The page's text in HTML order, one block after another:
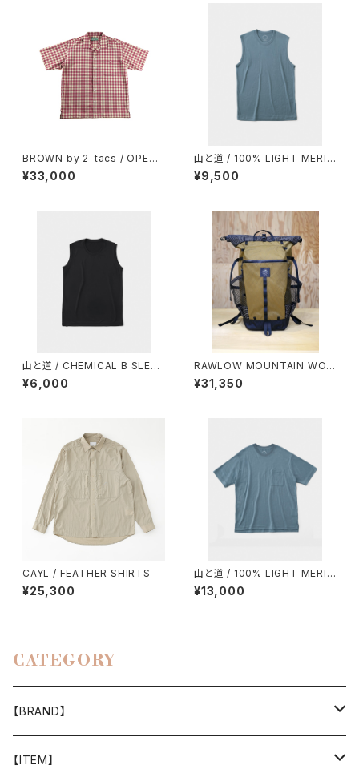
BROWN by 2-tacs / OPEN
COLLAR
¥33,000
山と道 / 100% LIGHT MERIN
O SLEEVELESS（MEN）
¥9,500
山と道 / CHEMICAL B SLEEV
ELESS（WOMEN）
¥6,000
RAWLOW MOUNTAIN WOR
KS / BAMBI（X-PAC EDITIO
N）
¥31,350
CAYL / FEATHER SHIRTS
¥25,300
山と道 / 100% LIGHT MERIN
O POCKET T-SHIRT（UNISE
X）
¥13,000
CATEGORY
【BRAND】
山と道
【ITEM】